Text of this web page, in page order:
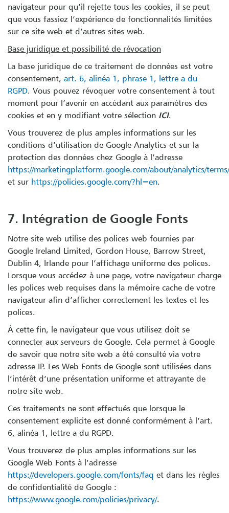
navigateur pour qu’il rejette tous les cookies, il se peut
que vous fassiez l’expérience de fonctionnalités limitées
sur ce site web et d’autres sites web.
Base juridique et possibilité de révocation
La base juridique de ce traitement de données est votre
consentement, art. 6, alinéa 1, phrase 1, lettre a du
RGPD. Vous pouvez révoquer votre consentement à tout
moment pour l’avenir en accédant aux paramètres des
cookies et en y modifiant votre sélection ICI.
Vous trouverez de plus amples informations sur les
conditions d’utilisation de Google Analytics et sur la
protection des données chez Google à l’adresse
https://marketingplatform.google.com/about/analytics/
et sur https://policies.google.com/?hl=en.
7. Intégration de Google Fonts
Notre site web utilise des polices web fournies par
Google Ireland Limited, Gordon House, Barrow Street,
Dublin 4, Irlande pour l’affichage uniforme des polices.
Lorsque vous accédez à une page, votre navigateur charge
les polices web requises dans la mémoire cache de votre
navigateur afin d’afficher correctement les textes et les
polices.
À cette fin, le navigateur que vous utilisez doit se
connecter aux serveurs de Google. Cela permet à Google
de savoir que notre site web a été consulté via votre
adresse IP. Les Web Fonts de Google sont utilisées dans
l’intérêt d’une présentation uniforme et attrayante de
notre site web.
Ces traitements ne sont effectués que lorsque le
consentement explicite est donné conformément à l’art.
6, alinéa 1, lettre a du RGPD.
Vous trouverez de plus amples informations sur les
Google Web Fonts à l’adresse
https://developers.google.com/fonts/faq et dans les règles
de confidentialité de Google :
https://www.google.com/policies/privacy/.